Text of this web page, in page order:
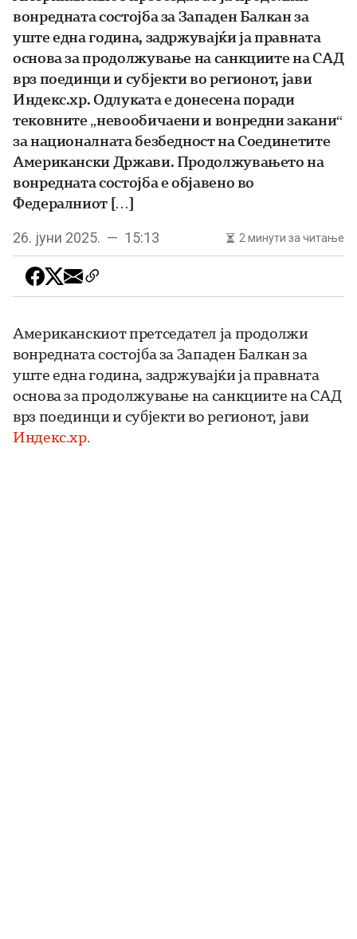
вонредната состојба за Западен Балкан за
уште една година, задржувајќи ја правната
основа за продолжување на санкциите на САД
врз поединци и субјекти во регионот, јави
Индекс.хр. Одлуката е донесена поради
тековните „невообичаени и вонредни закани“
за националната безбедност на Соединетите
Американски Држави. Продолжувањето на
вонредната состојба е објавено во
Федералниот […]
26. јуни 2025. — 15:13 2 минути за читање
Американскиот претседател ја продолжи
вонредната состојба за Западен Балкан за
уште една година, задржувајќи ја правната
основа за продолжување на санкциите на САД
врз поединци и субјекти во регионот, јави
Индекс.хр.